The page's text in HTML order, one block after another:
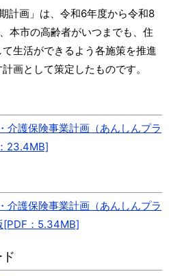
計画」は、令和6年度から令和8
本市の高齢者がいつまでも、住
生活ができるよう各施策を推進
画として策定したものです。
介護保険事業計画（あんしんプラ
23.4MB]
介護保険事業計画（あんしんプラ
[PDF：5.34MB]